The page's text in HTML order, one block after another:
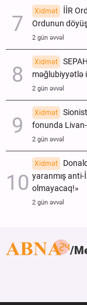
Xidmət
İİR
Ordunun
2 gün əvvəl
Xidmət
məğlubiyyətlə
2 gün əvvəl
Xidmət
fonunda Livan-
2 gün əvvəl
Xidmət
yaranmış
olmayacaq!»
2 gün əvvəl